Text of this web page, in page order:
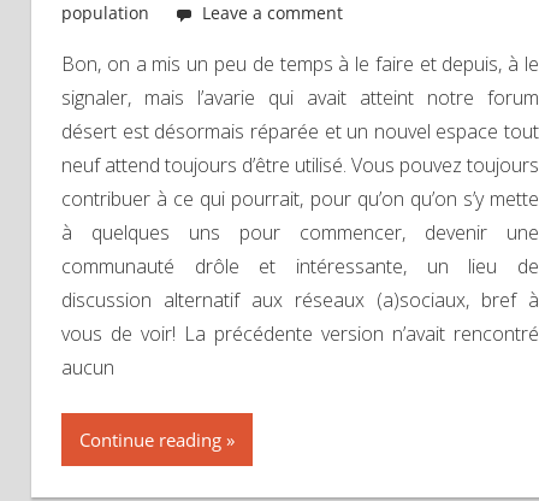
population
Leave a comment
Bon, on a mis un peu de temps à le faire et depuis, à le
signaler, mais l’avarie qui avait atteint notre forum
désert est désormais réparée et un nouvel espace tout
neuf attend toujours d’être utilisé. Vous pouvez toujours
contribuer à ce qui pourrait, pour qu’on qu’on s’y mette
à quelques uns pour commencer, devenir une
communauté drôle et intéressante, un lieu de
discussion alternatif aux réseaux (a)sociaux, bref à
vous de voir! La précédente version n’avait rencontré
aucun
Continue reading